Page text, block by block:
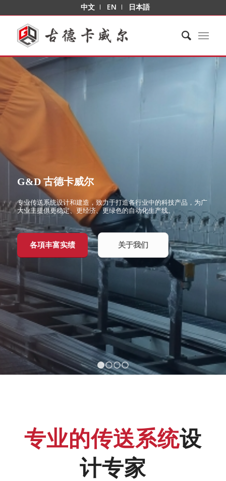
中文 EN 日本語
G&D 古德卡威尔
专业传送系统设计和建造，致力于打造各行业中的科技产品，为广
大业主提供更稳定、更经济、更绿色的自动化生产线。
各項丰富实绩 关于我们
1 2 3 4
专业的传送系统设
计专家